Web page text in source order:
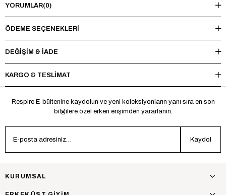
Boy 188 cm - Kilo 85kg - Manken üzerinde L beden mevcuttur.
Yıkama Talimatı:
Maksimum 30°C’de tersten yıkayınız, ağartıcı ve kurutucu kullanmayınız.
Ütüleme sırasında baskı ve nakışlı bölgelere doğrudan ısı uygulamaktan
*Made in Türkiye
YORUMLAR(0)
ÖDEME SEÇENEKLERI
DEĞİŞİM & İADE
KARGO & TESLİMAT
Respire E-bültenine kaydolun ve yeni koleksiyonların yanı sıra en son
bilgilere özel erken erişimden yararlanın.
Kaydol
KURUMSAL